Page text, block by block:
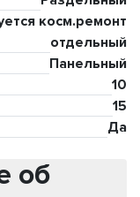
косм.ремонт
отдельный
Панельный
10
15
Да
об